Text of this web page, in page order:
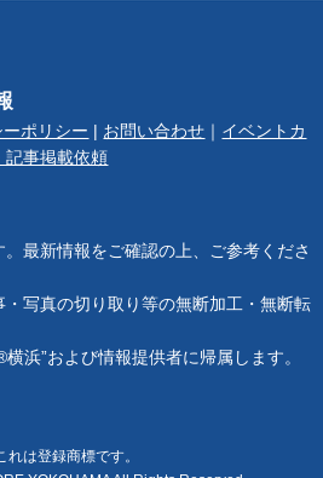
ポリシー お問い合わせ
イベントカ
記事掲載依頼
最新情報をご確認の上、ご参考くださ
写真の切り取り等の無断加工・無断転
浜”および情報提供者に帰属します。
れは登録商標です。